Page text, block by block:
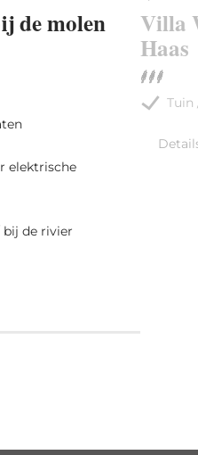
de molen
elektrische
bij de rivier
Villa
Haas
Tuin